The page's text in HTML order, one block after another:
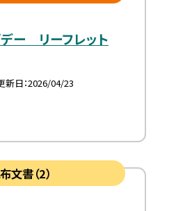
ー リーフレット
新日 2026/04/23
文書（2）